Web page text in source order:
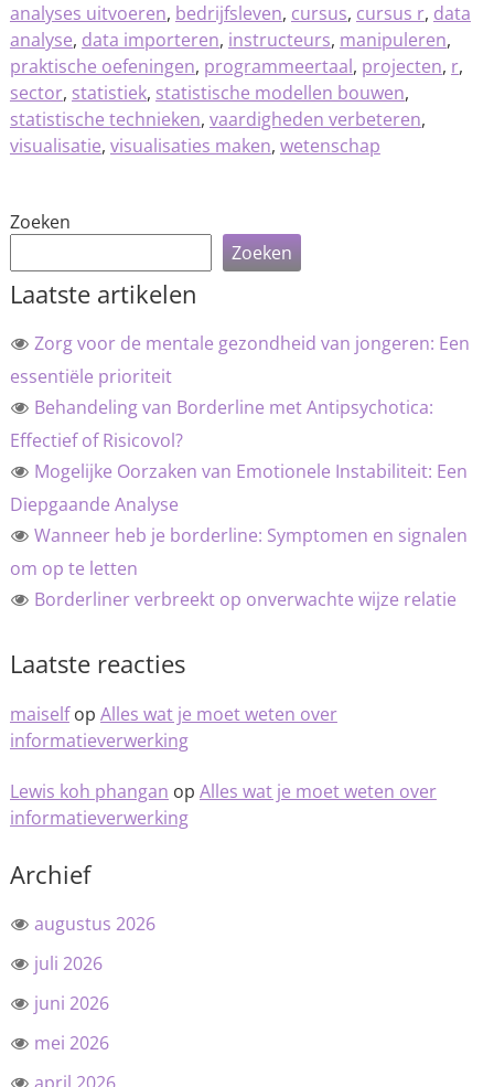
analyses uitvoeren, bedrijfsleven, cursus, cursus r, data
analyse, data importeren, instructeurs, manipuleren,
praktische oefeningen, programmeertaal, projecten, r,
sector, statistiek, statistische modellen bouwen,
statistische technieken, vaardigheden verbeteren,
visualisatie, visualisaties maken, wetenschap
Zoeken
Zoeken
Laatste artikelen
Zorg voor de mentale gezondheid van jongeren: Een
essentiële prioriteit
Behandeling van Borderline met Antipsychotica:
Effectief of Risicovol?
Mogelijke Oorzaken van Emotionele Instabiliteit: Een
Diepgaande Analyse
Wanneer heb je borderline: Symptomen en signalen
om op te letten
Borderliner verbreekt op onverwachte wijze relatie
Laatste reacties
maiselfop Alles wat je moet weten over
informatieverwerking
Lewis koh phangan op Alles wat je moet weten over
informatieverwerking
Archief
augustus 2026
juli 2026
juni 2026
mei 2026